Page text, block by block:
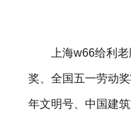
上海w66给
奖、全国五一劳动
年文明号、中国建